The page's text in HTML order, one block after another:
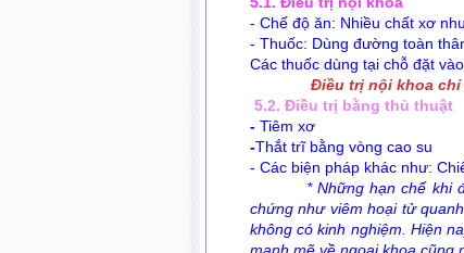
- Chế độ ăn: Nhiều chất xơ
- Thuốc: Dùng đường toàn
Các thuốc dùng tại chỗ đặt
Điều trị nội khoa chỉ
5.2. Điều trị bằng thủ thuật
- Tiêm xơ
-Thắt trĩ bằng vòng cao su
- Các biện pháp khác như:
* Những hạn chế khi
chứng như viêm hoại tử
không có kinh nghiệm. Hiện